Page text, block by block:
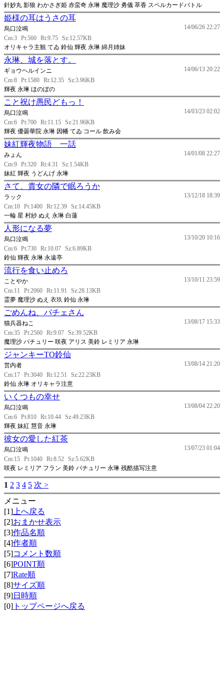
針妙丸 影狼 わかさぎ姫 赤蛮奇 永琳 魔理沙 勇儀 萃香 スペルカードバトル
姫様の耳はうさの耳
14/06/26 22:27
烏口泣鳴
Cm:3 Pt:560 Rt:9.75 Sz:12.57KB
オリキャラ主観 てゐ 鈴仙 輝夜 永琳 綿月姉妹
永琳、城を落とす。
14/06/13 20:22
ギョウヘルインニ
Cm:8 Pt:1580 Rt:12.35 Sz:3.96KB
輝夜 永琳 ほのぼの
こと祝け愚民どもっ！
14/03/23 02:02
烏口泣鳴
Cm:6 Pt:700 Rt:11.15 Sz:21.96KB
輝夜 優曇華院 永琳 因幡 てゐ コール 飲み会
妹紅輝夜物語 一話
14/01/08 22:27
みょん
Cm:9 Pt:320 Rt:4.31
Sz:1.54KB
妹紅 輝夜 うどんげ 永琳
さて、貴女の隣で眠ろうか
13/12/18 18:39
ラック
Cm:10 Pt:1400 Rt:12.39 Sz:14.45KB
一輪 星 村紗 ぬえ 永琳 白蓮
人形になる夢
13/10/20 10:16
烏口泣鳴
Cm:6 Pt:730 Rt:10.07 Sz:6.89KB
鈴仙 輝夜 永琳 永遠亭
流行を食い止めろ
13/10/11 23:59
ことやか
Cm:11
Pt:2060 Rt:11.91
Sz:28.13KB
霊夢 魔理沙 ぬえ 衣玖 鈴仙 永琳
ごめんね、パチェさん
13/08/17 15:33
猫兵器ねこ
Cm:35 Pt:2560 Rt:9.07 Sz:39.52KB
魔理沙 パチュリー 咲夜 アリス 美鈴 レミリア 永琳
ジャンキーTO鈴仙
13/08/14 21:20
営内者
Cm:17 Pt:3040 Rt:12.51
Sz:22.23KB
鈴仙 永琳 オリキャラ注意
いくつもの幸せ
13/08/04 22:20
烏口泣鳴
Cm:6 Pt:810 Rt:10.44 Sz:49.23KB
輝夜 妹紅 慧音 永琳
彼女の愛した紅茶
13/07/23 01:04
烏口泣鳴
Cm:15 Pt:1040 Rt:8.52 Sz:5.62KB
咲夜 レミリア フラン 美鈴 パチュリー 永琳 残酷描写注意
1 2 3 4 5 次 >
メニュー
[1] 上へ戻る
[2]おまかせ表示
[3]作品名順
[4]作者順
[5]コメント数順
[6]POINT順
[7]Rate順
[8]サイズ順
[9]日時順
[0] トップページへ戻る